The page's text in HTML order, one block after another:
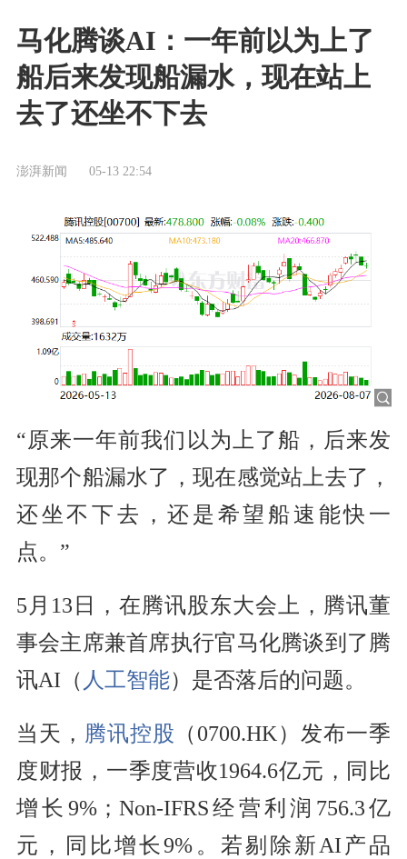
马化腾谈AI：一年前以为上了
船后来发现船漏水，现在站上
去了还坐不下去
澎湃新闻 05-13 22:54
“原来一年前我们以为上了船，后来发
现那个船漏水了，现在感觉站上去了，
还坐不下去，还是希望船速能快一
点。”
5月13日，在腾讯股东大会上，腾讯董
事会主席兼首席执行官马化腾谈到了腾
讯AI（ 人工智能）是否落后的问题。
当天， 腾讯控股 （0700.HK）发布一季
度财报，一季度营收1964.6亿元，同比
增长9%；Non-IFRS经营利润756.3亿
元，同比增长9%。若剔除新AI产品